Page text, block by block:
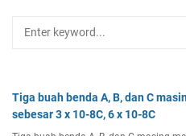
Tiga buah benda A, B, dan C
sebesar 3 x 10-8C, 6 x 10-8C